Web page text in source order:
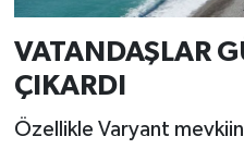
VATANDAŞLAR
ÇIKARDI
Özellikle Varyant